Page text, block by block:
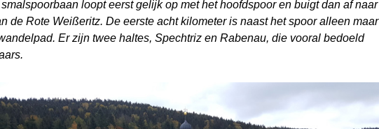
loopt eerst gelijk op met het hoofdspoor en buigt dan af naar
de Rote Weißeritz. De eerste acht kilometer is naast het spoor alleen maar
Er zijn twee haltes, Spechtriz en Rabenau, die vooral bedoeld